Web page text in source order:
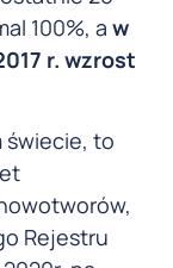
100%, a w
r. wzrost
świecie, to
Rejestru